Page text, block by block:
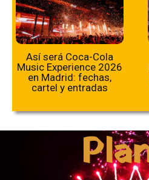
Así será Coca-Cola
Music Experience 2026
en Madrid: fechas,
cartel y entradas